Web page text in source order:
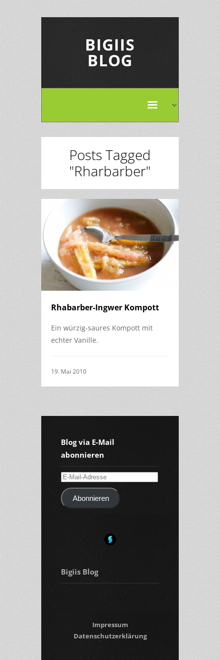
BIGIIS
BLOG
Posts Tagged
"Rharbarber"
Rhabarber-Ingwer Kompott
Ein würzig-saures Kompott mit
echter Vanille.
19. Mai 2010
Blog via E-Mail
abonnieren
E-
Mail-
AdresseAbonnieren
Bigiis Blog
Impressum
Datenschutzerklärung